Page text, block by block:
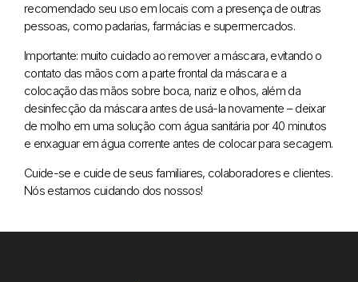
recomendado seu uso em locais com a presença de outras
pessoas, como padarias, farmácias e supermercados.
Importante: muito cuidado ao remover a máscara, evitando o
contato das mãos com a parte frontal da máscara e a
colocação das mãos sobre boca, nariz e olhos, além da
desinfecção da máscara antes de usá-la novamente – deixar
de molho em uma solução com água sanitária por 40 minutos
e enxaguar em água corrente antes de colocar para secagem.
Cuide-se e cuide de seus familiares, colaboradores e clientes.
Nós estamos cuidando dos nossos!